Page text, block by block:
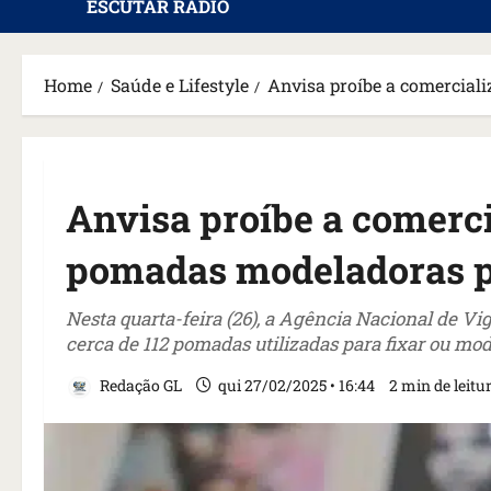
ESCUTAR RÁDIO
Home Saúde e Lifestyle Anvisa proíbe a
Anvisa proíbe a
pomadas modeladoras
Nesta quarta-feira (26), a Agência Nacional de
cerca de 112 pomadas utilizadas para fixar ou
Redação GL qui 27/02/2025 • 16:44 2 min de